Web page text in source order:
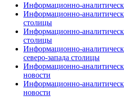
Информационно-
Информационно-
столицы
Информационно-
столицы
Информационно-
северо-запада столицы
Информационно-
новости
Информационно-
новости